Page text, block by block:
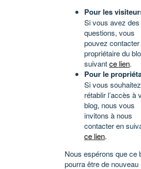
Pour les
Si vous avez des
questions, vous
pouvez
propriétaire du
suivantce lien.
Pour le
Si vous souhaitez
rétablir l’accès à
blog, nous vous
invitons à nous
contacter en
ce lien.
Nous espérons que ce
pourra être de nouveau